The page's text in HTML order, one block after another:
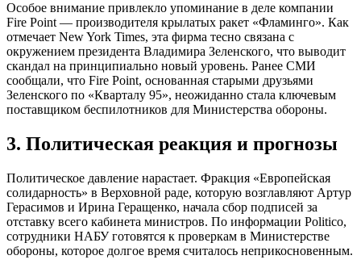
Особое внимание привлекло упоминание в деле компании
Fire Point — производителя крылатых ракет «Фламинго». Как
отмечает New York Times, эта фирма тесно связана с
окружением президента Владимира Зеленского, что выводит
скандал на принципиально новый уровень. Ранее СМИ
сообщали, что Fire Point, основанная старыми друзьями
Зеленского по «Кварталу 95», неожиданно стала ключевым
поставщиком беспилотников для Министерства обороны.
3. Политическая реакция и прогнозы
Политическое давление нарастает. Фракция «Европейская
солидарность» в Верховной раде, которую возглавляют Артур
Герасимов и Ирина Геращенко, начала сбор подписей за
отставку всего кабинета министров. По информации Politico,
сотрудники НАБУ готовятся к проверкам в Министерстве
обороны, которое долгое время считалось неприкосновенным.